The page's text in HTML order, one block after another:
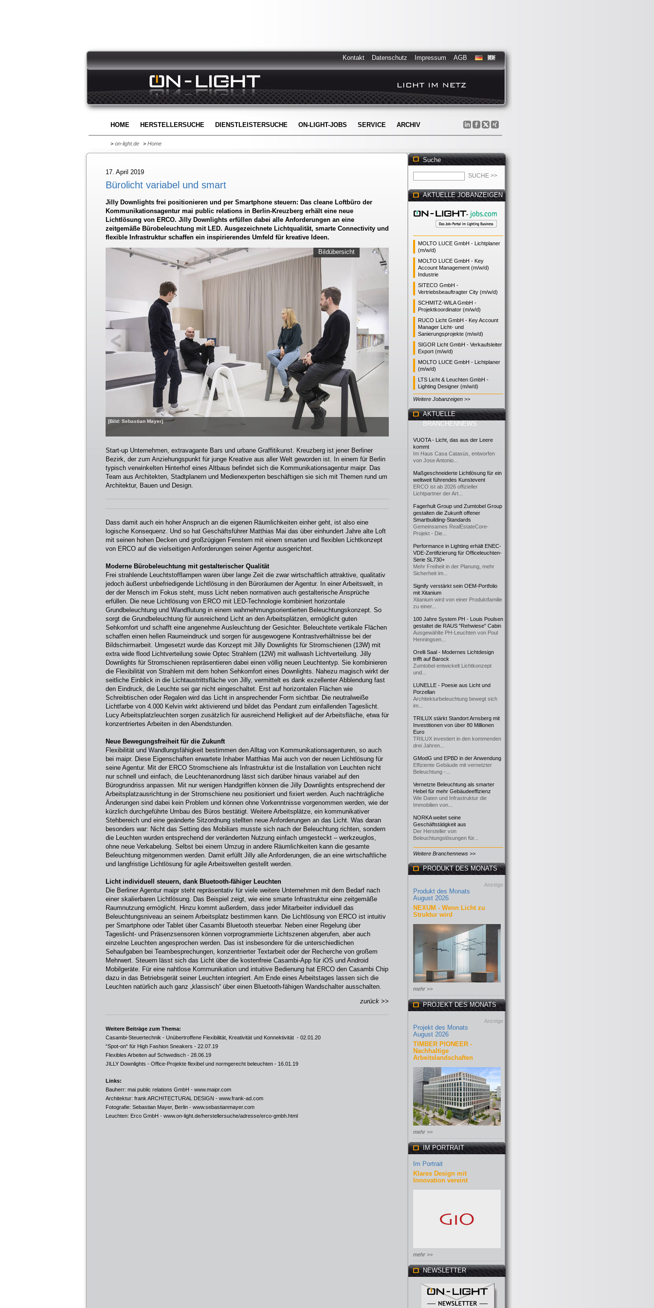
Kontakt Datenschutz Impressum AGB
HOME HERSTELLERSUCHE DIENSTLEISTERSUCHE ON-LIGHT-JOBS SERVICE ARCHIV
> on-light.de > Home
17. April 2019
Bürolicht variabel und smart
Jilly Downlights frei positionieren und per Smartphone steuern: Das cleane Loftbüro der
Kommunikationsagentur mai public relations in Berlin-Kreuzberg erhält eine neue
Lichtlösung von ERCO. Jilly Downlights erfüllen dabei alle Anforderungen an eine
zeitgemäße Bürobeleuchtung mit LED. Ausgezeichnete Lichtqualität, smarte Connectivity und
flexible Infrastruktur schaffen ein inspirierendes Umfeld für kreative Ideen.
[Bild: Sebastian Mayer]
Bildübersicht
Start-up Unternehmen, extravagante Bars und urbane Graffitikunst. Kreuzberg ist jener Berliner
Bezirk, der zum Anziehungspunkt für junge Kreative aus aller Welt geworden ist. In einem für Berlin
typisch verwinkelten Hinterhof eines Altbaus befindet sich die Kommunikationsagentur maipr. Das
Team aus Architekten, Stadtplanern und Medienexperten beschäftigen sie sich mit Themen rund um
Architektur, Bauen und Design.
Dass damit auch ein hoher Anspruch an die eigenen Räumlichkeiten einher geht, ist also eine
logische Konsequenz. Und so hat Geschäftsführer Matthias Mai das über einhundert Jahre alte Loft
mit seinen hohen Decken und großzügigen Fenstern mit einem smarten und flexiblen Lichtkonzept
von ERCO auf die vielseitigen Anforderungen seiner Agentur ausgerichtet.
Moderne Bürobeleuchtung mit gestalterischer Qualität
Frei strahlende Leuchtstofflampen waren über lange Zeit die zwar wirtschaftlich attraktive, qualitativ
jedoch äußerst unbefriedigende Lichtlösung in den Büroräumen der Agentur. In einer Arbeitswelt, in
der der Mensch im Fokus steht, muss Licht neben normativen auch gestalterische Ansprüche
erfüllen. Die neue Lichtlösung von ERCO mit LED-Technologie kombiniert horizontale
Grundbeleuchtung und Wandflutung in einem wahrnehmungsorientierten Beleuchtungskonzept. So
sorgt die Grundbeleuchtung für ausreichend Licht an den Arbeitsplätzen, ermöglicht guten
Sehkomfort und schafft eine angenehme Ausleuchtung der Gesichter. Beleuchtete vertikale Flächen
schaffen einen hellen Raumeindruck und sorgen für ausgewogene Kontrastverhältnisse bei der
Bildschirmarbeit. Umgesetzt wurde das Konzept mit Jilly Downlights für Stromschienen (13W) mit
extra wide flood Lichtverteilung sowie Optec Strahlern (12W) mit wallwash Lichtverteilung. Jilly
Downlights für Stromschienen repräsentieren dabei einen völlig neuen Leuchtentyp. Sie kombinieren
die Flexibilität von Strahlern mit dem hohen Sehkomfort eines Downlights. Nahezu magisch wirkt der
seitliche Einblick in die Lichtaustrittsfläche von Jilly, vermittelt es dank exzellenter Abblendung fast
den Eindruck, die Leuchte sei gar nicht eingeschaltet. Erst auf horizontalen Flächen wie
Schreibtischen oder Regalen wird das Licht in ansprechender Form sichtbar. Die neutralweiße
Lichtfarbe von 4.000 Kelvin wirkt aktivierend und bildet das Pendant zum einfallenden Tageslicht.
Lucy Arbeitsplatzleuchten sorgen zusätzlich für ausreichend Helligkeit auf der Arbeitsfläche, etwa für
konzentriertes Arbeiten in den Abendstunden.
Neue Bewegungsfreiheit für die Zukunft
Flexibilität und Wandlungsfähigkeit bestimmen den Alltag von Kommunikationsagenturen, so auch
bei maipr. Diese Eigenschaften erwartete Inhaber Matthias Mai auch von der neuen Lichtlösung für
seine Agentur. Mit der ERCO Stromschiene als Infrastruktur ist die Installation von Leuchten nicht
nur schnell und einfach, die Leuchtenanordnung lässt sich darüber hinaus variabel auf den
Bürogrundriss anpassen. Mit nur wenigen Handgriffen können die Jilly Downlights entsprechend der
Arbeitsplatzausrichtung in der Stromschiene neu positioniert und fixiert werden. Auch nachträgliche
Änderungen sind dabei kein Problem und können ohne Vorkenntnisse vorgenommen werden, wie der
kürzlich durchgeführte Umbau des Büros bestätigt. Weitere Arbeitsplätze, ein kommunikativer
Stehbereich und eine geänderte Sitzordnung stellten neue Anforderungen an das Licht. Was daran
besonders war: Nicht das Setting des Mobiliars musste sich nach der Beleuchtung richten, sondern
die Leuchten wurden entsprechend der veränderten Nutzung einfach umgesteckt – werkzeuglos,
ohne neue Verkabelung. Selbst bei einem Umzug in andere Räumlichkeiten kann die gesamte
Beleuchtung mitgenommen werden. Damit erfüllt Jilly alle Anforderungen, die an eine wirtschaftliche
und langfristige Lichtlösung für agile Arbeitswelten gestellt werden.
Licht individuell steuern, dank Bluetooth-fähiger Leuchten
Die Berliner Agentur maipr steht repräsentativ für viele weitere Unternehmen mit dem Bedarf nach
einer skalierbaren Lichtlösung. Das Beispiel zeigt, wie eine smarte Infrastruktur eine zeitgemäße
Raumnutzung ermöglicht. Hinzu kommt außerdem, dass jeder Mitarbeiter individuell das
Beleuchtungsniveau an seinem Arbeitsplatz bestimmen kann. Die Lichtlösung von ERCO ist intuitiv
per Smartphone oder Tablet über Casambi Bluetooth steuerbar. Neben einer Regelung über
Tageslicht- und Präsenzsensoren können vorprogrammierte Lichtszenen abgerufen, aber auch
einzelne Leuchten angesprochen werden. Das ist insbesondere für die unterschiedlichen
Sehaufgaben bei Teambesprechungen, konzentrierter Textarbeit oder der Recherche von großem
Mehrwert. Steuern lässt sich das Licht über die kostenfreie Casambi-App für iOS und Android
Mobilgeräte. Für eine nahtlose Kommunikation und intuitive Bedienung hat ERCO den Casambi Chip
dazu in das Betriebsgerät seiner Leuchten integriert. Am Ende eines Arbeitstages lassen sich die
Leuchten natürlich auch ganz „klassisch“ über einen Bluetooth-fähigen Wandschalter ausschalten.
zurück >>
Weitere Beiträge zum Thema:
Casambi-Steuertechnik - Unübertroffene Flexibilität, Kreativität und Konnektivität - 02.01.20
“Spot-on“ für High Fashion Sneakers - 22.07.19
Flexibles Arbeiten auf Schwedisch - 28.06.19
JILLY Downlights - Office-Projekte flexibel und normgerecht beleuchten - 16.01.19
Links:
Bauherr: mai public relations GmbH - www.maipr.com
Architektur: frank ARCHITECTURAL DESIGN - www.frank-ad.com
Fotografie: Sebastian Mayer, Berlin - www.sebastianmayer.com
Leuchten: Erco GmbH - www.on-light.de/herstellersuche/adresse/erco-gmbh.html
Suche
AKTUELLE JOBANZEIGEN
MOLTO LUCE GmbH - Lichtplaner
(m/w/d)
MOLTO LUCE GmbH - Key
Account Management (m/w/d)
Industrie
SITECO GmbH -
Vertriebsbeauftragter City (m/w/d)
SCHMITZ-WILA GmbH -
Projektkoordinator (m/w/d)
RUCO Licht GmbH - Key Account
Manager Licht- und
Sanierungsprojekte (m/w/d)
SIGOR Licht GmbH - Verkaufsleiter
Export (m/w/d)
MOLTO LUCE GmbH - Lichtplaner
(m/w/d)
LTS Licht & Leuchten GmbH -
Lighting Designer (m/w/d)
Weitere Jobanzeigen >>
AKTUELLE
BRANCHENNEWS
VUOTA - Licht, das aus der Leere
kommt
Im Haus Casa Catasüs, entworfen
von Jose Antonio...
Maßgeschneiderte Lichtlösung für ein
weltweit führendes Kunstevent
ERCO ist ab 2026 offizieller
Lichtpartner der Art...
Fagerhult Group und Zumtobel Group
gestalten die Zukunft offener
Smartbuilding-Standards
Gemeinsames RealEstateCore-
Projekt - Die...
Performance in Lighting erhält ENEC-
VDE-Zertifizierung für Officeleuchten-
Serie SL730+
Mehr Freiheit in der Planung, mehr
Sicherheit im...
Signify verstärkt sein OEM-Portfolio
mit Xitanium
Xitanium wird von einer Produktfamilie
zu einer...
100 Jahre System PH - Louis Poulsen
gestaltet die RAUS "Rehwiese" Cabin
Ausgewählte PH-Leuchten von Poul
Henningsen...
Orelli Saal - Modernes Lichtdesign
trifft auf Barock
Zumtobel entwickelt Lichtkonzept
und...
LUNELLE - Poesie aus Licht und
Porzellan
Architekturbeleuchtung bewegt sich
im...
TRILUX stärkt Standort Arnsberg mit
Investitionen von über 80 Millionen
Euro
TRILUX investiert in den kommenden
drei Jahren...
GModG und EPBD in der Anwendung
Effiziente Gebäude mit vernetzter
Beleuchtung -...
Vernetzte Beleuchtung als smarter
Hebel für mehr Gebäudeeffizienz
Wie Daten und Infrastruktur die
Immobilien von...
NORKA weitet seine
Geschäftstätigkeit aus
Der Hersteller von
Beleuchtungslösungen für...
Weitere Branchennews >>
PRODUKT DES MONATS
Anzeige
Produkt des Monats
August 2026
NEXUM - Wenn Licht zu
Struktur wird
mehr >>
PROJEKT DES MONATS
Anzeige
Projekt des Monats
August 2026
TIMBER PIONEER -
Nachhaltige
Arbeitslandschaften
mehr >>
IM PORTRAIT
Im Portrait
Klares Design mit
Innovation vereint
mehr >>
NEWSLETTER